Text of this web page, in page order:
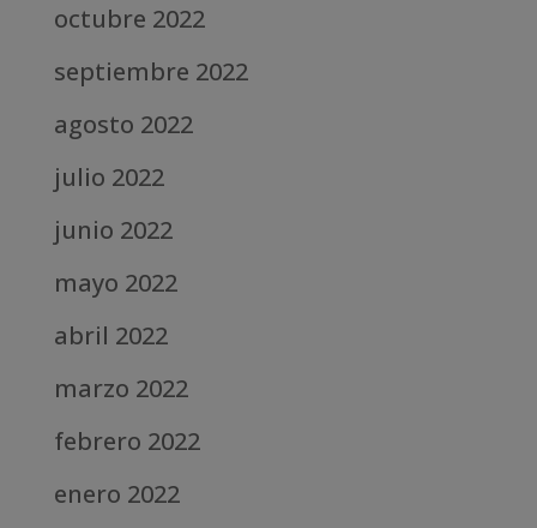
octubre 2022
septiembre 2022
agosto 2022
julio 2022
junio 2022
mayo 2022
abril 2022
marzo 2022
febrero 2022
enero 2022